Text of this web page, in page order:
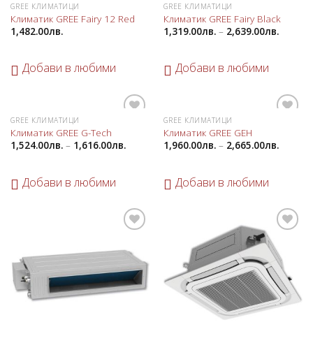
в
GREE КЛИМАТИЦИ
Климатик GREE Fairy 12 Red
1,482.00лв.
Добави в любими
в
любими
GREE КЛИМАТИЦИ
Климатик GREE Fairy Black
1,319.00лв.– 2,639.00лв.
Добави в любими
любими
GREE КЛИМАТИЦИ
Климатик GREE G-Tech
1,524.00лв.– 1,616.00лв.
Добави в любими
любими
GREE КЛИМАТИЦИ
Климатик GREE GEH
1,960.00лв.– 2,665.00лв.
Добави в любими
в
любими
Добави
любими